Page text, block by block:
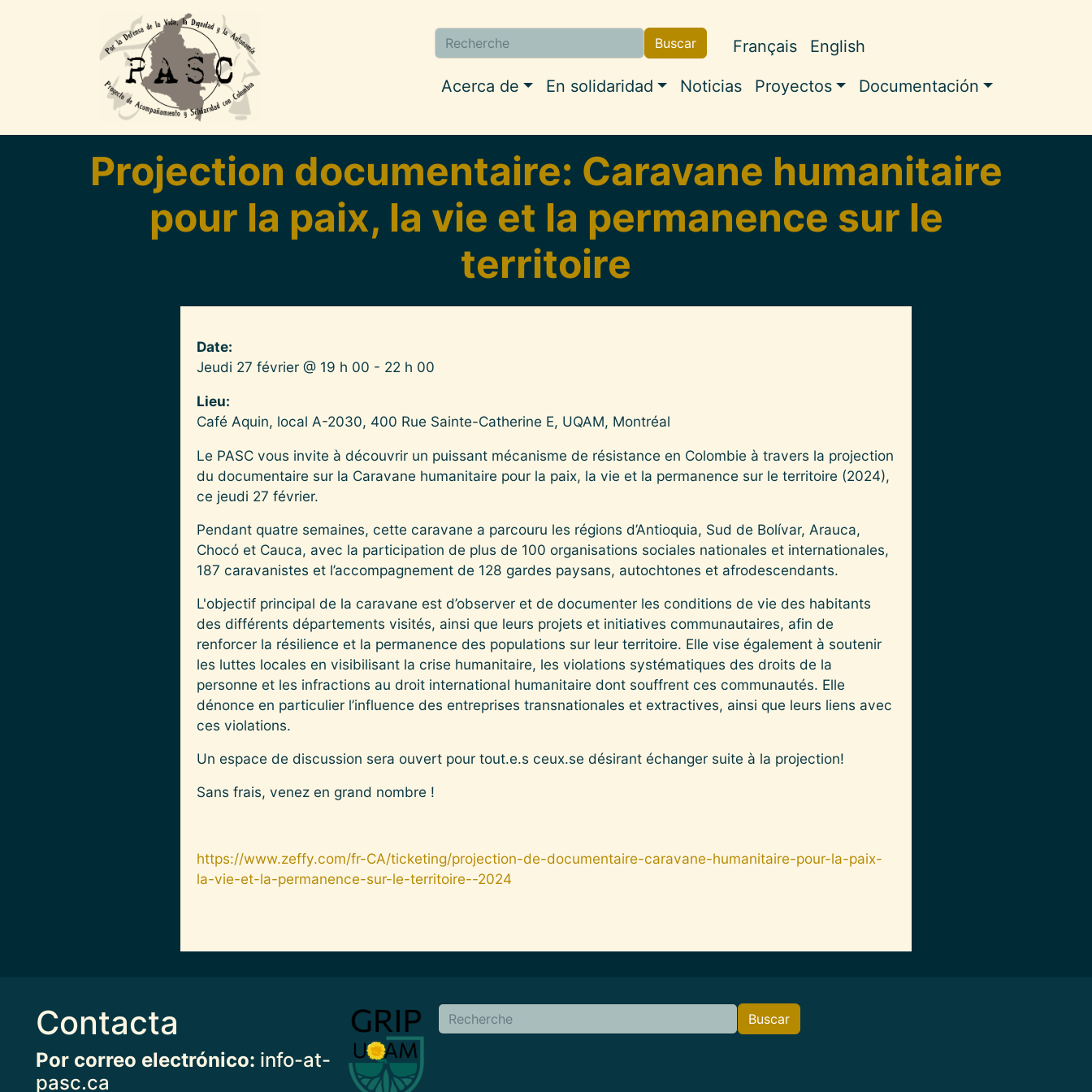
Navigation principale
Acerca de En solidaridad Noticias Proyectos Documentación
Buscar Buscar Français English
Projection documentaire: Caravane humanitaire
pour la paix, la vie et la permanence sur le
territoire
Date
Jeudi 27 février @ 19 h 00 - 22 h 00
Lieu
Café Aquin, local A-2030, 400 Rue Sainte-Catherine E, UQAM, Montréal
Le PASC vous invite à découvrir un puissant mécanisme de résistance en Colombie à travers la projection
du documentaire sur la Caravane humanitaire pour la paix, la vie et la permanence sur le territoire (2024),
ce jeudi 27 février.
Pendant quatre semaines, cette caravane a parcouru les régions d’Antioquia, Sud de Bolívar, Arauca,
Chocó et Cauca, avec la participation de plus de 100 organisations sociales nationales et internationales,
187 caravanistes et l’accompagnement de 128 gardes paysans, autochtones et afrodescendants.
L'objectif principal de la caravane est d’observer et de documenter les conditions de vie des habitants
des différents départements visités, ainsi que leurs projets et initiatives communautaires, afin de
renforcer la résilience et la permanence des populations sur leur territoire. Elle vise également à soutenir
les luttes locales en visibilisant la crise humanitaire, les violations systématiques des droits de la
personne et les infractions au droit international humanitaire dont souffrent ces communautés. Elle
dénonce en particulier l’influence des entreprises transnationales et extractives, ainsi que leurs liens avec
ces violations.
Un espace de discussion sera ouvert pour tout.e.s ceux.se désirant échanger suite à la projection!
Sans frais, venez en grand nombre !
https://www.zeffy.com/fr-CA/ticketing/projection-de-documentaire-caravane-humanitaire-pour-la-paix-
la-vie-et-la-permanence-sur-le-territoire--2024
Contacta
Por correo electrónico: info-at-
pasc.ca
Imagen Buscar Buscar